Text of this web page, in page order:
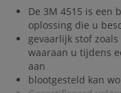
Uitstekende
deeltjes en
spetters (CE Type
Stevig, zeer adem
De 3M 4515 is een
oplossing die u
gevaarlijk stof zoals
waaraan u tijdens
aan
blootgesteld kan